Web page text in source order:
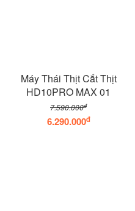
Máy Thái Thịt Cắt Thịt
HD10PRO MAX 01
7.590.000đ
6.290.000đ